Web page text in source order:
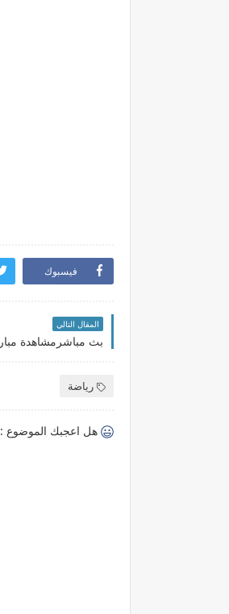
فيسبوك
المقال التالي
رياضة
هل اعجبك الموضوع :